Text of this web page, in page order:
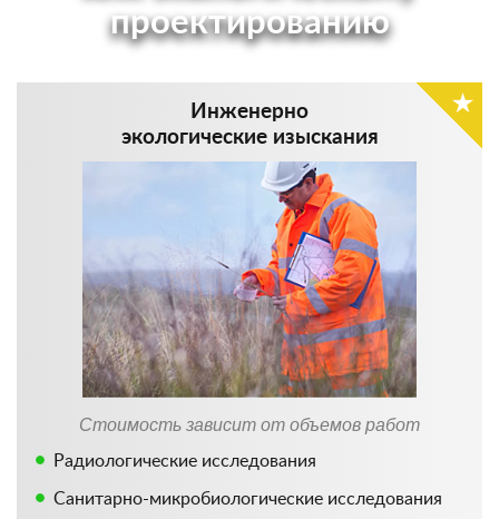
проектированию
Инженерно
экологические изыскания
Стоимость зависит от объемов работ
Радиологические исследования
Санитарно-микробиологические исследования